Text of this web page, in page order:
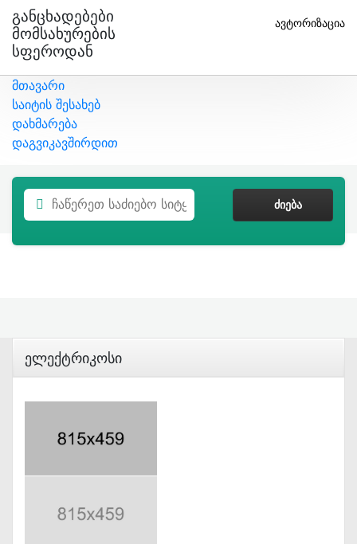
Განცხადებები
Მომსახურების
Სფეროდან
ავტორიზაცია
მთავარი
საიტის შესახებ
დახმარება
დაგვიკავშირდით
ᲫᲘᲔᲑᲐ
Ელექტრიკოსი